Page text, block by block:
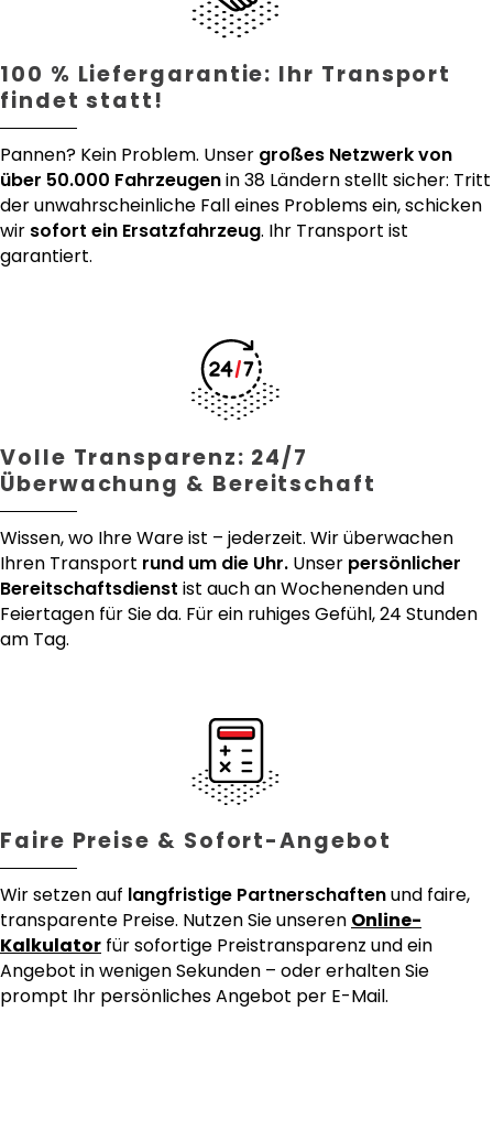
100 % Liefergarantie: Ihr Transport
findet statt!
Pannen? Kein Problem. Unser großes Netzwerk von
über 50.000 Fahrzeugenin 38 Ländern stellt sicher: Tritt
der unwahrscheinliche Fall eines Problems ein, schicken
wir sofort ein Ersatzfahrzeug. Ihr Transport ist
garantiert.
Volle Transparenz: 24/7
Überwachung & Bereitschaft
Wissen, wo Ihre Ware ist – jederzeit. Wir überwachen
Ihren Transport rund um die Uhr. Unser persönlicher
Bereitschaftsdienst ist auch an Wochenenden und
Feiertagen für Sie da. Für ein ruhiges Gefühl, 24 Stunden
am Tag.
Faire Preise & Sofort-Angebot
Wir setzen auf langfristige Partnerschaftenund faire,
transparente Preise. Nutzen Sie unseren Online-
Kalkulator für sofortige Preistransparenz und ein
Angebot in wenigen Sekunden – oder erhalten Sie
prompt Ihr persönliches Angebot per E-Mail.